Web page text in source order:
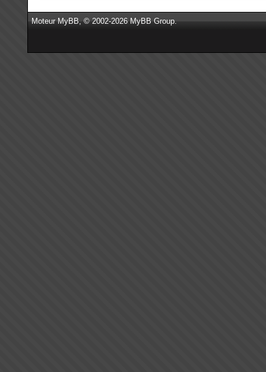
MoteurMyBB, © 2002-2026MyBB Group.